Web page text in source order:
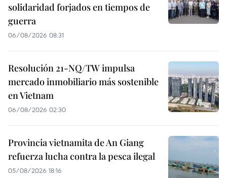
solidaridad forjados en tiempos de
guerra
06/08/2026 08:31
Resolución 21-NQ/TW impulsa
mercado inmobiliario más sostenible
en Vietnam
06/08/2026 02:30
Provincia vietnamita de An Giang
refuerza lucha contra la pesca ilegal
05/08/2026 18:16